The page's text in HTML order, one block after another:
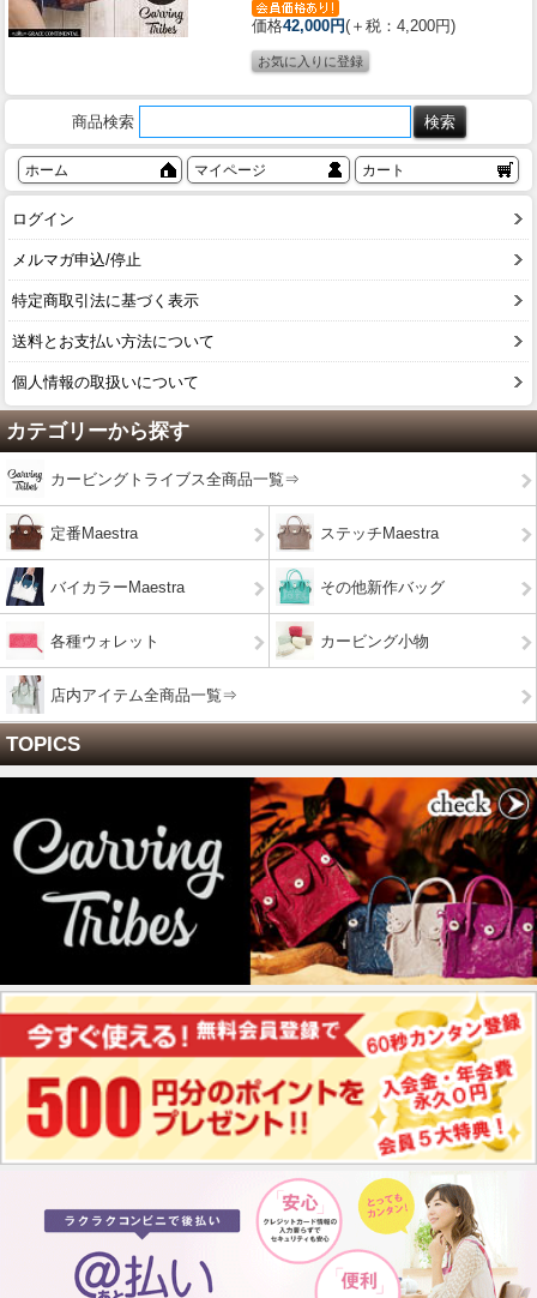
価格42,000円(＋税：4,200円)
商品検索
ホーム マイページ カート
ログイン
メルマガ申込/停止
特定商取引法に基づく表示
送料とお支払い方法について
個人情報の取扱いについて
カテゴリーから探す
カービングトライブス全商品一覧⇒
定番Maestra ステッチMaestra
バイカラーMaestra その他新作バッグ
各種ウォレット カービング小物
店内アイテム全商品一覧⇒
TOPICS